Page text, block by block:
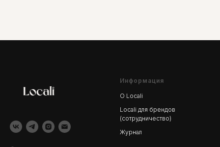
Информация
О Locali
Locali для брендов
(сотрудничество)
Журнал